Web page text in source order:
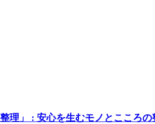
理」 : 安心を生むモノとこころの